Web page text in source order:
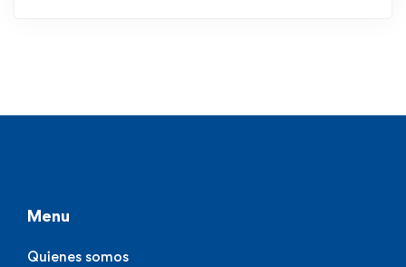
Menu
Quienes somos